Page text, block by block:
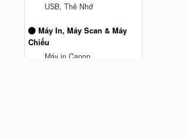
Minh
vừa mua
Mesh Wifi TPLink DECO M5 3
hãng
USB, Thẻ Nhớ
Máy In, Máy Scan & Máy
Chiếu
Máy in Canon